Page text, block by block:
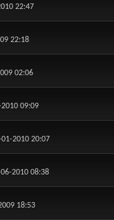
22:47
22:18
02:06
09:09
01-2010 20:07
2010 08:38
18:53